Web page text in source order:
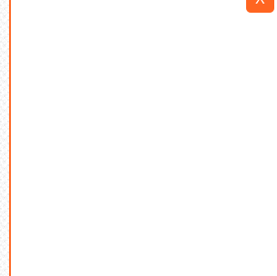
Латунный и бронзовый